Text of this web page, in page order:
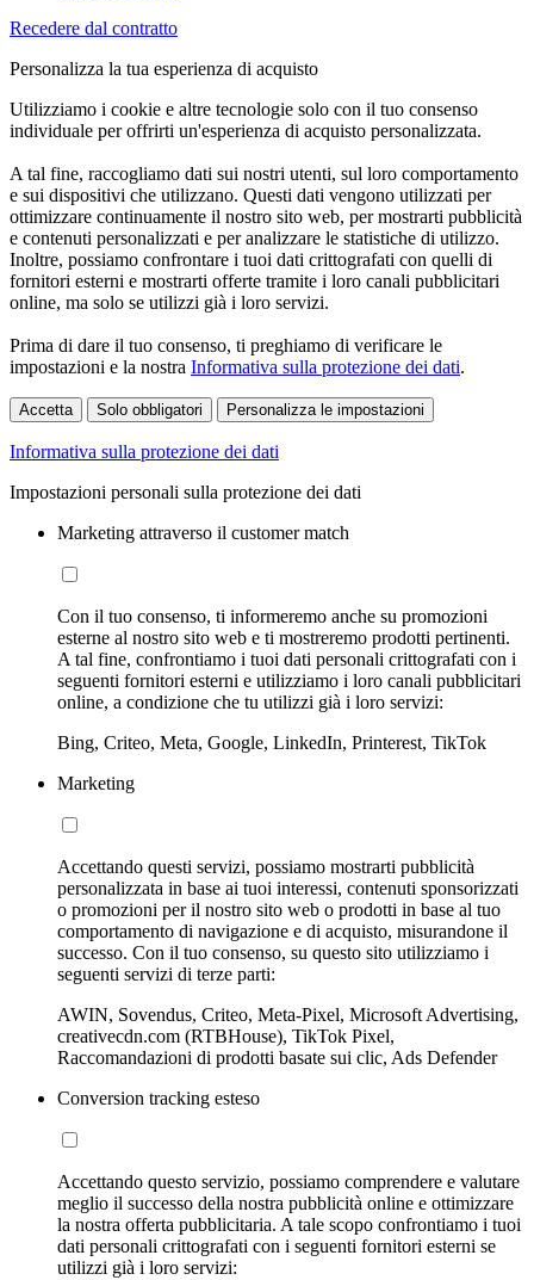
Recedere dal contratto
Personalizza la tua esperienza di acquisto
Utilizziamo i cookie e altre tecnologie solo con il tuo consenso
individuale per offrirti un'esperienza di acquisto personalizzata.
A tal fine, raccogliamo dati sui nostri utenti, sul loro comportamento
e sui dispositivi che utilizzano. Questi dati vengono utilizzati per
ottimizzare continuamente il nostro sito web, per mostrarti pubblicità
e contenuti personalizzati e per analizzare le statistiche di utilizzo.
Inoltre, possiamo confrontare i tuoi dati crittografati con quelli di
fornitori esterni e mostrarti offerte tramite i loro canali pubblicitari
online, ma solo se utilizzi già i loro servizi.
Prima di dare il tuo consenso, ti preghiamo di verificare le
impostazioni e la nostra Informativa sulla protezione dei dati.
Accetta Solo obbligatori Personalizza le impostazioni
Informativa sulla protezione dei dati
Impostazioni personali sulla protezione dei dati
Marketing attraverso il customer match
Con il tuo consenso, ti informeremo anche su promozioni
esterne al nostro sito web e ti mostreremo prodotti pertinenti.
A tal fine, confrontiamo i tuoi dati personali crittografati con i
seguenti fornitori esterni e utilizziamo i loro canali pubblicitari
online, a condizione che tu utilizzi già i loro servizi:
Bing, Criteo, Meta, Google, LinkedIn, Printerest, TikTok
Marketing
Accettando questi servizi, possiamo mostrarti pubblicità
personalizzata in base ai tuoi interessi, contenuti sponsorizzati
o promozioni per il nostro sito web o prodotti in base al tuo
comportamento di navigazione e di acquisto, misurandone il
successo. Con il tuo consenso, su questo sito utilizziamo i
seguenti servizi di terze parti:
AWIN, Sovendus, Criteo, Meta-Pixel, Microsoft Advertising,
creativecdn.com (RTBHouse), TikTok Pixel,
Raccomandazioni di prodotti basate sui clic, Ads Defender
Conversion tracking esteso
Accettando questo servizio, possiamo comprendere e valutare
meglio il successo della nostra pubblicità online e ottimizzare
la nostra offerta pubblicitaria. A tale scopo confrontiamo i tuoi
dati personali crittografati con i seguenti fornitori esterni se
utilizzi già i loro servizi: